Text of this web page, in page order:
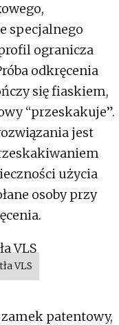
specjalnego
ogranicza
odkręcenia
się fiaskiem,
“przeskakuje”.
jest
użycia
osoby przy
VLS
zamek patentowy,